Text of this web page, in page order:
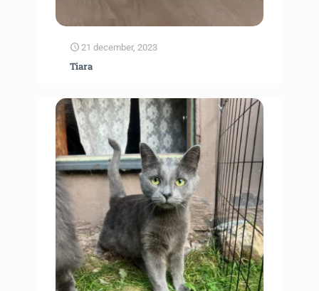
21 december, 2023
Tiara